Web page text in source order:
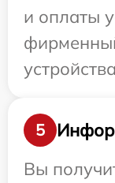
и оплаты
5
Вы